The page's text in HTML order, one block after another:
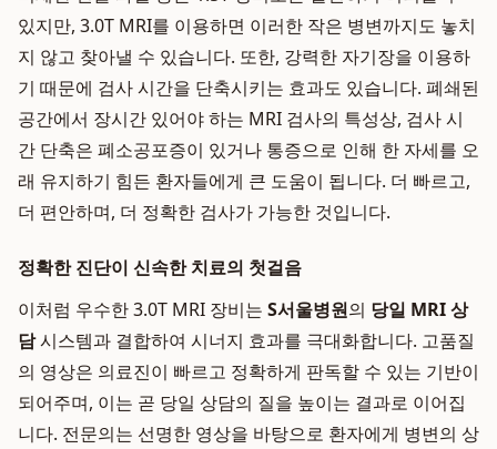
있지만, 3.0T MRI를 이용하면 이러한 작은 병변까지도 놓치
지 않고 찾아낼 수 있습니다. 또한, 강력한 자기장을 이용하
기 때문에 검사 시간을 단축시키는 효과도 있습니다. 폐쇄된
공간에서 장시간 있어야 하는 MRI 검사의 특성상, 검사 시
간 단축은 폐소공포증이 있거나 통증으로 인해 한 자세를 오
래 유지하기 힘든 환자들에게 큰 도움이 됩니다. 더 빠르고,
더 편안하며, 더 정확한 검사가 가능한 것입니다.
정확한 진단이 신속한 치료의 첫걸음
이처럼 우수한 3.0T MRI 장비는 S서울병원의 당일 MRI 상
담시스템과 결합하여 시너지 효과를 극대화합니다. 고품질
의 영상은 의료진이 빠르고 정확하게 판독할 수 있는 기반이
되어주며, 이는 곧 당일 상담의 질을 높이는 결과로 이어집
니다. 전문의는 선명한 영상을 바탕으로 환자에게 병변의 상